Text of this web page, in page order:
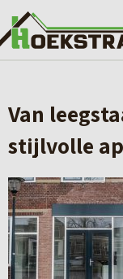
Van
stijlvolle